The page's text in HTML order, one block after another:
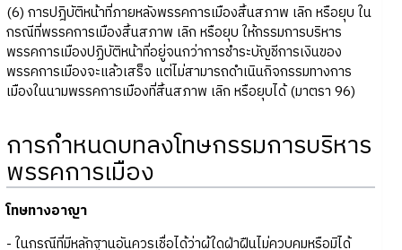
(6) การปฎิบัติหน้าที่ภายหลังพรรคการเมืองสิ้นสภาพ เลิก หรือยุบ ใน
กรณีที่พรรคการเมืองสิ้นสภาพ เลิก หรือยุบ ให้กรรมการบริหาร
พรรคการเมืองปฏิบัติหน้าที่อยู่จนกว่าการชำระบัญชีการเงินของ
พรรคการเมืองจะแล้วเสร็จ แต่ไม่สามารถดำเนินกิจกรรมทางการ
เมืองในนามพรรคการเมืองที่สิ้นสภาพ เลิก หรือยุบได้ (มาตรา 96)
การกำหนดบทลงโทษกรรมการบริหาร
พรรคการเมือง
โทษทางอาญา
- ในกรณีที่มีหลักฐานอันควรเชื่อได้ว่าผู้ใดฝ่าฝืนไม่ควบคุมหรือมิได้